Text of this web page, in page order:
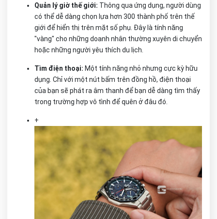
Quản lý giờ thế giới: Thông qua ứng dụng, người dùng
có thể dễ dàng chọn lựa hơn 300 thành phố trên thế
giới để hiển thị trên mặt số phụ. Đây là tính năng
"vàng" cho những doanh nhân thường xuyên di chuyển
hoặc những người yêu thích du lịch.
Tìm điện thoại: Một tính năng nhỏ nhưng cực kỳ hữu
dụng. Chỉ với một nút bấm trên đồng hồ, điện thoại
của bạn sẽ phát ra âm thanh để bạn dễ dàng tìm thấy
trong trường hợp vô tình để quên ở đâu đó.
+